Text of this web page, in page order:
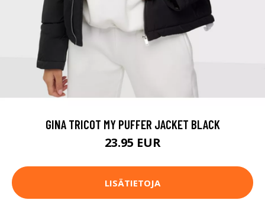
GINA TRICOT MY PUFFER JACKET BLACK
23.95 EUR
LISÄTIETOJA